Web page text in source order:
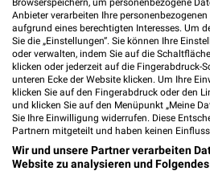
Anbieter verarbeiten Ihre
aufgrund eines berechtigten Interesses. Um
Sie die „Einstellungen“. Sie können Ihre
oder verwalten, indem Sie auf die
klicken oder jederzeit auf die Fingerabdruck-
unteren Ecke der Website klicken. Um Ihre
klicken Sie auf den Fingerabdruck oder den
und klicken Sie auf den Menüpunkt „Meine
Sie Ihre Einwilligung widerrufen. Diese
Partnern mitgeteilt und haben keinen
Wir und unsere Partner verarbeiten
Website zu analysieren und